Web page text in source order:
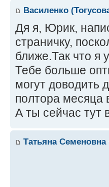
Василенко
Дя я, Юрик,
страничку,
ближе.Так что я
Тебе больше
могут
полтора месяца
А ты сейчас тут
Татьяна Семеновна